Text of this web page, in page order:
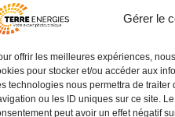
Gérer le
offrir les meilleures expériences,
pour stocker et/ou accéder aux
technologies nous permettra de
ou les ID uniques sur ce site.
peut avoir un effet négatif
de produire sa propre
respectueuse de
de…
Lire la suite